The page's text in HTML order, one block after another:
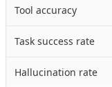
Tool accuracy
Task success rate
Hallucination rate